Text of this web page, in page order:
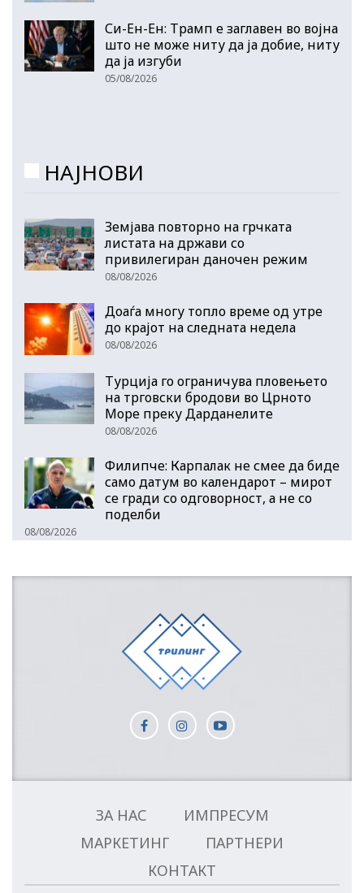
Си-Ен-Ен: Трамп е заглавен во војна
што не може ниту да ја добие, ниту
да ја изгуби
05/08/2026
НАЈНОВИ
Земјава повторно на грчката
листата на држави со
привилегиран даночен режим
08/08/2026
Доаѓа многу топло време од утре
до крајот на следната недела
08/08/2026
Турција го ограничува пловењето
на трговски бродови во Црното
Море преку Дарданелите
08/08/2026
Филипче: Карпалак не смее да биде
само датум во календарот – мирот
се гради со одговорност, а не со
поделби
08/08/2026
ЗА НАС
ИМПРЕСУМ
МАРКЕТИНГ
ПАРТНЕРИ
КОНТАКТ